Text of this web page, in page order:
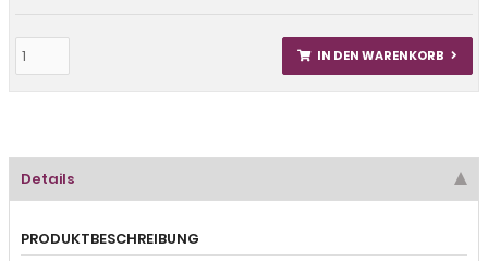
IN DEN WARENKORB
Details
PRODUKTBESCHREIBUNG